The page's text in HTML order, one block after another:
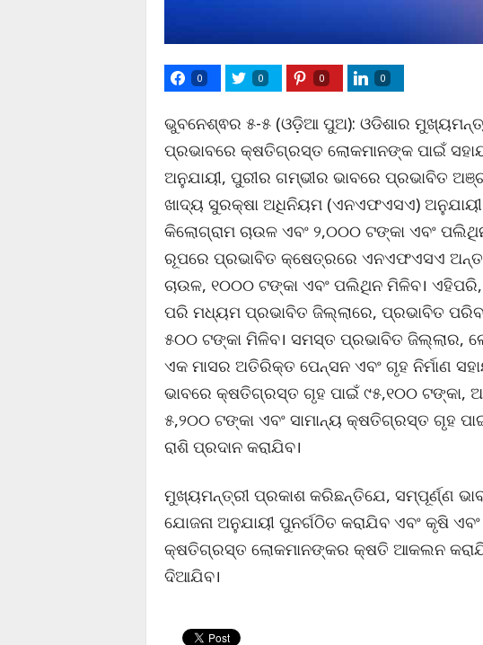
0 0 0 0
ଭୁବନେଶ୍ଵର ୫-୫ (ଓଡ଼ିଆ ପୁଅ): ଓଡିଶାର
ପ୍ରଭାବରେ କ୍ଷତିଗ୍ରସ୍ତ ଲୋକମାନଙ୍କ ପାଇଁ
ଅନୁଯାୟୀ, ପୁରୀର ଗମ୍ଭୀର ଭାବରେ ପ୍ରଭାବିତ
ଖାଦ୍ୟ ସୁରକ୍ଷା ଅଧିନିୟମ (ଏନଏଫଏସଏ)
କିଲୋଗ୍ରାମ ଚାଉଳ ଏବଂ ୨,୦୦୦ ଟଙ୍କା ଏବଂ
ରୂପରେ ପ୍ରଭାବିତ କ୍ଷେତ୍ରରେ ଏନଏଫଏସଏ
ଚାଉଳ, ୧୦୦୦ ଟଙ୍କା ଏବଂ ପଲିଥିନ ମିଳିବ।
ପରି ମଧ୍ୟମ ପ୍ରଭାବିତ ଜିଲ୍ଲାରେ, ପ୍ରଭାବିତ
୫୦୦ ଟଙ୍କା ମିଳିବ। ସମସ୍ତ ପ୍ରଭାବିତ ଜିଲ୍ଲାର,
ଏକ ମାସର ଅତିରିକ୍ତ ପେନ୍ସନ ଏବଂ ଗୃହ ନିର୍ମାଣ
ଭାବରେ କ୍ଷତିଗ୍ରସ୍ତ ଗୃହ ପାଇଁ ୯୫,୧୦୦
୫,୨୦୦ ଟଙ୍କା ଏବଂ ସାମାନ୍ୟ କ୍ଷତିଗ୍ରସ୍ତ ଗୃହ
ରାଶି ପ୍ରଦାନ କରାଯିବ।
ମୁଖ୍ୟମନ୍ତ୍ରୀ ପ୍ରକାଶ କରିଛନ୍ତିଯେ, ସମ୍ପୂର୍ଣ୍ଣ
ଯୋଜନା ଅନୁଯାୟୀ ପୁନର୍ଗଠିତ କରାଯିବ ଏବଂ କୃଷି
କ୍ଷତିଗ୍ରସ୍ତ ଲୋକମାନଙ୍କର କ୍ଷତି ଆକଲନ
ଦିଆଯିବ।